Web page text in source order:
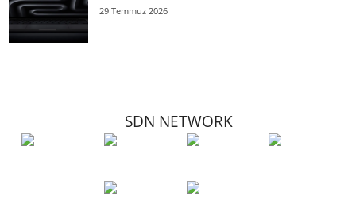
29 Temmuz 2026
SDN NETWORK